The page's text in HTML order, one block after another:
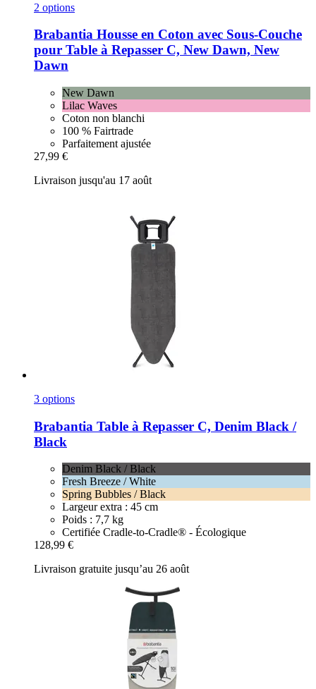
2 options
Brabantia Housse en Coton avec Sous-​Couche
pour Table à Repasser C, New Dawn, New
Dawn
New Dawn
Lilac Waves
Coton non blanchi
100 % Fairtrade
Parfaitement ajustée
27,99 €
Livraison jusqu'au 17 août
3 options
Brabantia Table à Repasser C, Denim Black /
Black
Denim Black / Black
Fresh Breeze / White
Spring Bubbles / Black
Largeur extra : 45 cm
Poids : 7,7 kg
Certifiée Cradle-to-Cradle® - Écologique
128,99 €
Livraison gratuite jusqu’au 26 août